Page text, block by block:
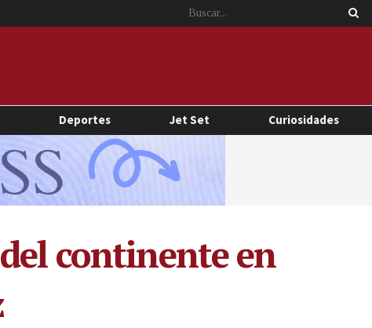
Deportes Jet Set Curiosidades
continente en